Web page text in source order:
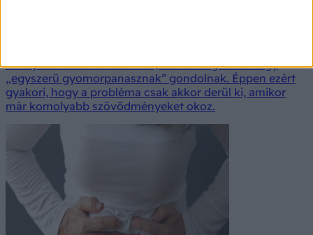
amelyeket sokan stressznek, savtúltengésnek vagy
„egyszerű gyomorpanasznak” gondolnak. Éppen ezért
gyakori, hogy a probléma csak akkor derül ki, amikor
már komolyabb szövődményeket okoz.